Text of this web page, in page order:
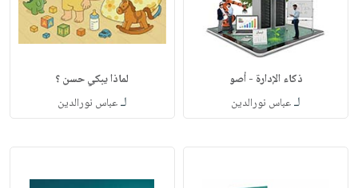
ذكاء الإدارة - أصو
لـعباس نورالدين
لماذا يبكي حسن ؟
لـعباس نورالدين